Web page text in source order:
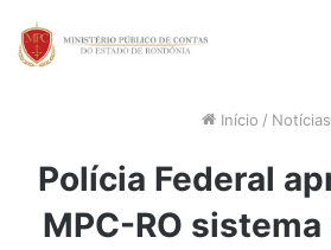
Início / Notícias
Polícia Federal
MPC-RO